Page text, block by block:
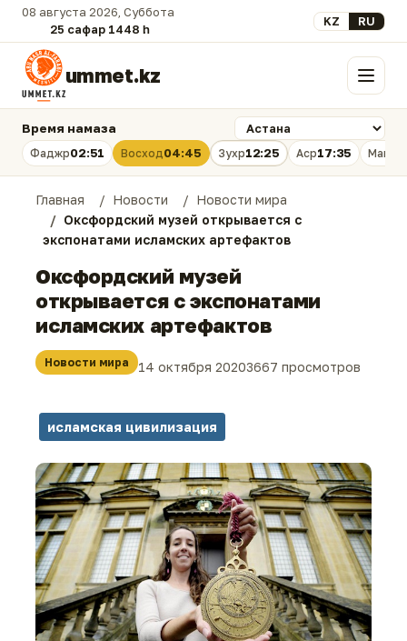
08 августа 2026, Суббота
25 сафар 1448 һ.
Выберите язык
KZ RU
ummet.kz Меню
Время намаза
Фаджр02:51 Восход04:45 Зухр12:25 Аср17:35
Главная Новости
Новости мира
Оксфордский музей открывается с
экспонатами исламских артефактов
Оксфордский музей
открывается с экспонатами
исламских артефактов
Новости мира 14 октября 20203667 просмотров
исламская цивилизация